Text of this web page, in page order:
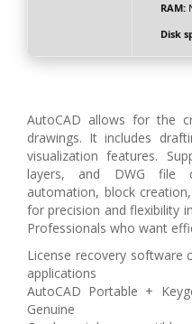
RAM:
Disk
AutoCAD allows for the
drawings. It includes
visualization features.
layers, and DWG file
automation, block
for precision and flexibility
Professionals who want
License recovery
applications
AutoCAD Portable +
Genuine